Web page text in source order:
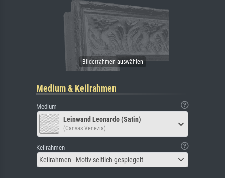
Medium & Keilrahmen
Medium
Leinwand Leonardo (Satin)
(Canvas Venezia)
Keilrahmen
Keilrahmen - Motiv seitlich gespiegelt